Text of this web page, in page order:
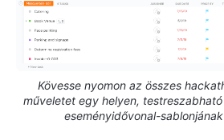
Kövesse nyomon az összes
műveletet egy helyen,
eseményidővonal-